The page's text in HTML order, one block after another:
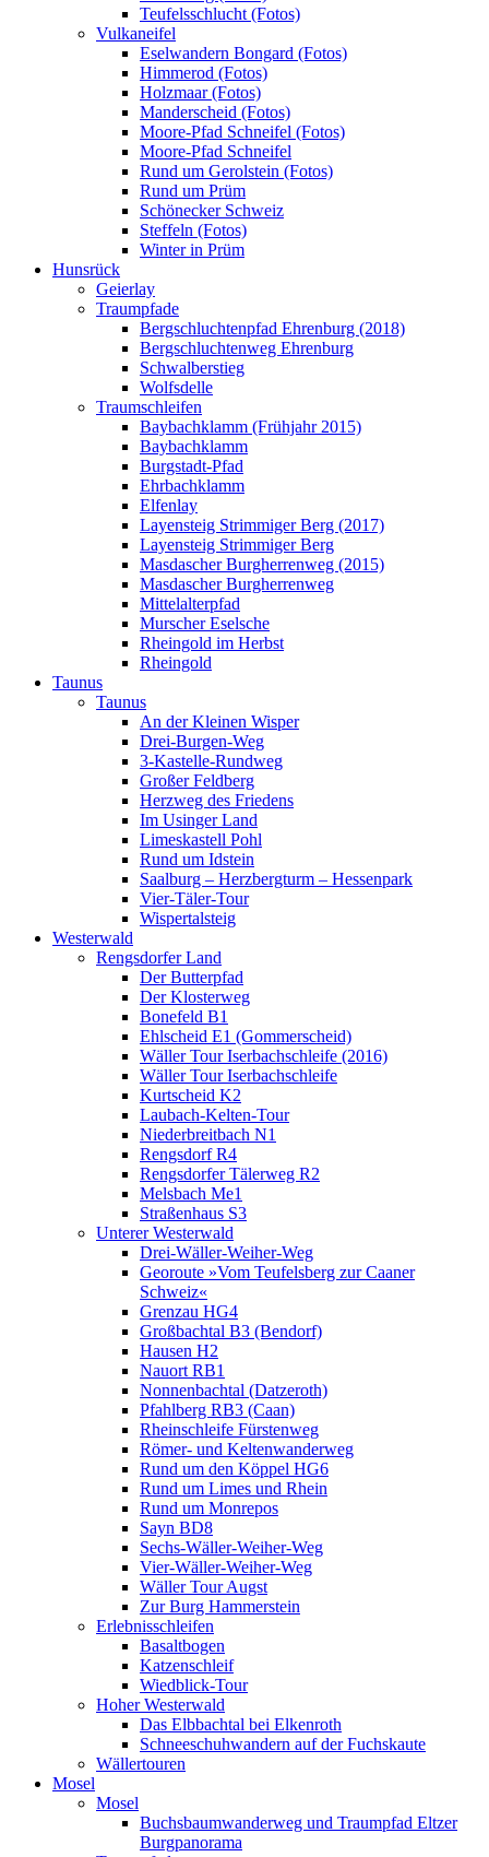
Teufelsschlucht (Fotos)
Vulkaneifel
Eselwandern Bongard (Fotos)
Himmerod (Fotos)
Holzmaar (Fotos)
Manderscheid (Fotos)
Moore-Pfad Schneifel (Fotos)
Moore-Pfad Schneifel
Rund um Gerolstein (Fotos)
Rund um Prüm
Schönecker Schweiz
Steffeln (Fotos)
Winter in Prüm
Hunsrück
Geierlay
Traumpfade
Bergschluchtenpfad Ehrenburg (2018)
Bergschluchtenweg Ehrenburg
Schwalberstieg
Wolfsdelle
Traumschleifen
Baybachklamm (Frühjahr 2015)
Baybachklamm
Burgstadt-Pfad
Ehrbachklamm
Elfenlay
Layensteig Strimmiger Berg (2017)
Layensteig Strimmiger Berg
Masdascher Burgherrenweg (2015)
Masdascher Burgherrenweg
Mittelalterpfad
Murscher Eselsche
Rheingold im Herbst
Rheingold
Taunus
Taunus
An der Kleinen Wisper
Drei-Burgen-Weg
3-Kastelle-Rundweg
Großer Feldberg
Herzweg des Friedens
Im Usinger Land
Limeskastell Pohl
Rund um Idstein
Saalburg – Herzbergturm – Hessenpark
Vier-Täler-Tour
Wispertalsteig
Westerwald
Rengsdorfer Land
Der Butterpfad
Der Klosterweg
Bonefeld B1
Ehlscheid E1 (Gommerscheid)
Wäller Tour Iserbachschleife (2016)
Wäller Tour Iserbachschleife
Kurtscheid K2
Laubach-Kelten-Tour
Niederbreitbach N1
Rengsdorf R4
Rengsdorfer Tälerweg R2
Melsbach Me1
Straßenhaus S3
Unterer Westerwald
Drei-Wäller-Weiher-Weg
Georoute »Vom Teufelsberg zur Caaner
Schweiz«
Grenzau HG4
Großbachtal B3 (Bendorf)
Hausen H2
Nauort RB1
Nonnenbachtal (Datzeroth)
Pfahlberg RB3 (Caan)
Rheinschleife Fürstenweg
Römer- und Keltenwanderweg
Rund um den Köppel HG6
Rund um Limes und Rhein
Rund um Monrepos
Sayn BD8
Sechs-Wäller-Weiher-Weg
Vier-Wäller-Weiher-Weg
Wäller Tour Augst
Zur Burg Hammerstein
Erlebnisschleifen
Basaltbogen
Katzenschleif
Wiedblick-Tour
Hoher Westerwald
Das Elbbachtal bei Elkenroth
Schneeschuhwandern auf der Fuchskaute
Wällertouren
Mosel
Mosel
Buchsbaumwanderweg und Traumpfad Eltzer
Burgpanorama